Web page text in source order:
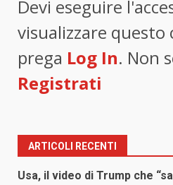
Devi eseguire
visualizzare questo
prega Log In. Non
Registrati
ARTICOLI RECENTI
Usa, il video di Trump che